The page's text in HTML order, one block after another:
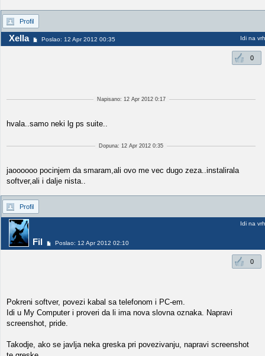
Profil
Xella Poslao: 12 Apr 2012 00:35 Idi na vrh
0
Napisano: 12 Apr 2012 0:17
hvala..samo neki lg ps suite..
Dopuna: 12 Apr 2012 0:35
jaoooooo pocinjem da smaram,ali ovo me vec dugo zeza..instalirala
softver,ali i dalje nista..
Profil
Fil Poslao: 12 Apr 2012 02:10
Idi na vrh
0
Pokreni softver, povezi kabal sa telefonom i PC-em.
Idi u My Computer i proveri da li ima nova slovna oznaka. Napravi
screenshot, pride.
Takodje, ako se javlja neka greska pri povezivanju, napravi screenshot